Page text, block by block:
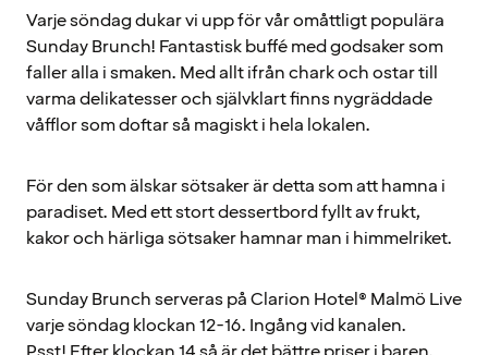
Varje söndag dukar vi upp för vår omåttligt populära
Sunday Brunch! Fantastisk buffé med godsaker som
faller alla i smaken. Med allt ifrån chark och ostar till
varma delikatesser och självklart finns nygräddade
våfflor som doftar så magiskt i hela lokalen.
För den som älskar sötsaker är detta som att hamna i
paradiset. Med ett stort dessertbord fyllt av frukt,
kakor och härliga sötsaker hamnar man i himmelriket.
Sunday Brunch serveras på Clarion Hotel® Malmö Live
varje söndag klockan 12-16. Ingång vid kanalen.